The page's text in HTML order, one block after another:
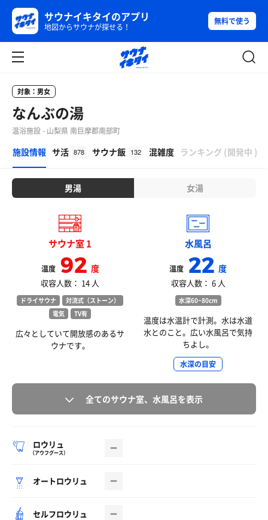
サウナイキタイのアプリ
地図からサウナが探せる！
無料で使う
対象：男女
なんぶの湯
温浴施設 - 山梨県 南巨摩郡南部町
施設情報 サ活 878 サウナ飯 132 混雑度 ランキング (開発中 )
男湯 女湯
サウナ室 1
温度92度
収容人数： 14 人
ドライサウナ
対流式（ストーン）
電気
TV有
広々としていて開放感のあるサ
ウナです。
水風呂
温度 22度
収容人数： 6 人
水深60~80cm
温度は水温計で計測。水は水道
水とのこと。広い水風呂で気持
ちよし。
水深の目安
全てのサウナ室、水風呂を表示
ロウリュ
（アウフグース）
オートロウリュ
セルフロウリュ